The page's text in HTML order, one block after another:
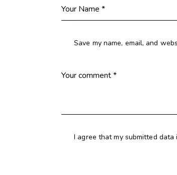
Save my name, email, and
I agree that my submitted